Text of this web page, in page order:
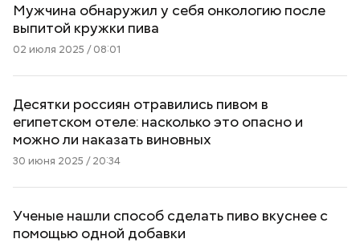
Мужчина обнаружил у себя онкологию после
выпитой кружки пива
02 июля 2025 / 08:01
Десятки россиян отравились пивом в
египетском отеле: насколько это опасно и
можно ли наказать виновных
30 июня 2025 / 20:34
Ученые нашли способ сделать пиво вкуснее с
помощью одной добавки